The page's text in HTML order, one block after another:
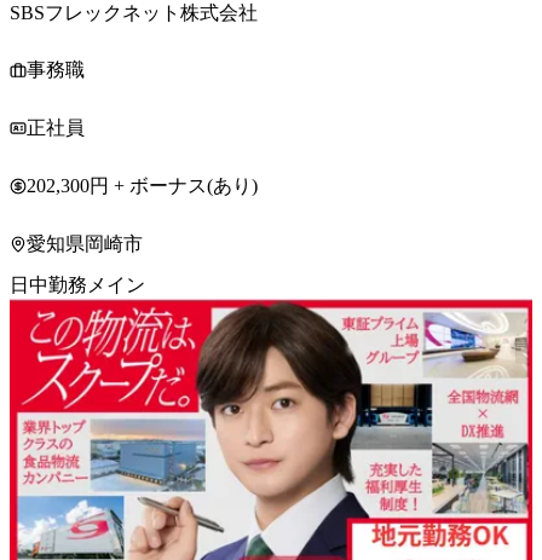
SBSフレックネット株式会社
事務職
正社員
202,300円 + ボーナス(あり)
愛知県岡崎市
日中勤務メイン